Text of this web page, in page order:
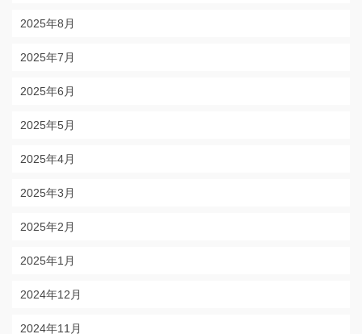
2025年8月
2025年7月
2025年6月
2025年5月
2025年4月
2025年3月
2025年2月
2025年1月
2024年12月
2024年11月